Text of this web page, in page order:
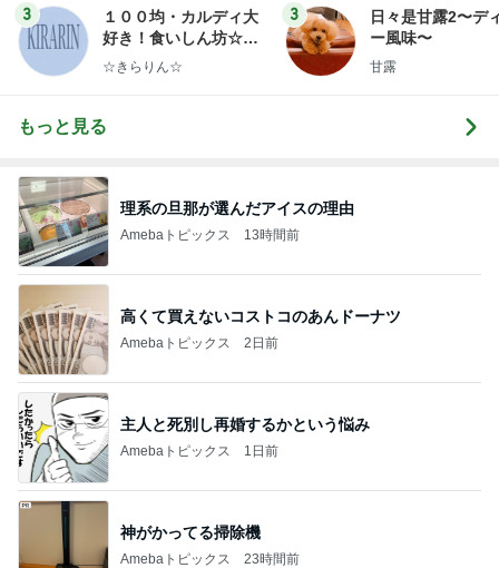
3
１００均・カルディ大
好き！食いしん坊☆き
らりん☆のブログ
☆きらりん☆
3
日々是甘露2〜デ
ー風味〜
甘露
もっと見る
理系の旦那が選んだアイスの理由
Amebaトピックス 13時間前
高くて買えないコストコのあんドーナツ
Amebaトピックス 2日前
主人と死別し再婚するかという悩み
Amebaトピックス 1日前
神がかってる掃除機
Amebaトピックス 23時間前